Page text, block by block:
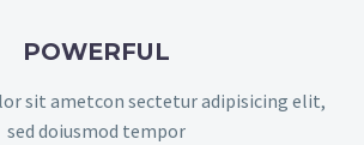
POWERFUL
sit ametcon sectetur adipisicing elit,
sed doiusmod tempor